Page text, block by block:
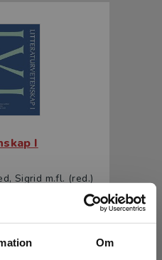
Om
I
Sigrid m.fl. (red.)